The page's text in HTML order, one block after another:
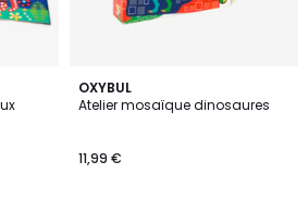
OXYBUL
Atelier mosaïque dinosaures
11,99 €